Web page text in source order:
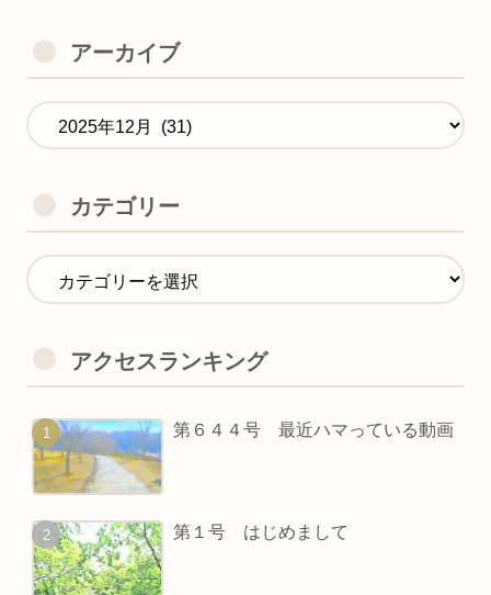
アーカイブ
カテゴリー
アクセスランキング
第６４４号 最近ハマっている動画
第１号 はじめまして